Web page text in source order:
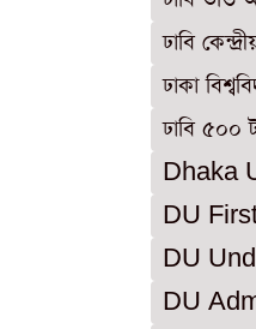
ঢাবি
ঢাকা
ঢাবি ৫০০
Dhaka
DU
DU
DU